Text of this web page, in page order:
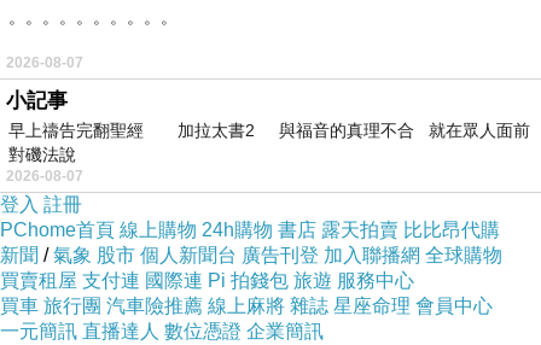
一對一英文家教班打工渡假 英文
▲川普就職前夕，直升機不斷在白宮上空盤旋。
（圖／記者董美琪攝）
。。。。。。。。。。
2026-08-07
小記事
早上禱告完翻聖經 加拉太書2 與福音的真理不合 就在眾人面前
對磯法說
2026-08-07
登入 註冊
PChome首頁 線上購物 24h購物 書店 露天拍賣 比比昂代購
新聞 /氣象 股市 個人新聞台 廣告刊登 加入聯播網 全球購物
買賣租屋 支付連 國際連 Pi 拍錢包 旅遊 服務中心
買車 旅行團 汽車險推薦 線上麻將 雜誌 星座命理 會員中心
一元簡訊 直播達人 數位憑證 企業簡訊